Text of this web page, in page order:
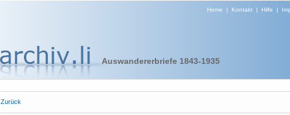
Home | Kontakt| Hilfe |
Auswandererbriefe 1843-1935
Zurück